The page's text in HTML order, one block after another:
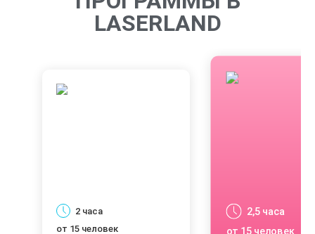
LASERLAND
2 часа
от 15 человек
2,5 часа
от 15 человек